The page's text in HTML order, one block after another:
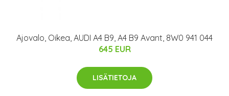
Ajovalo, Oikea, AUDI A4 B9, A4 B9 Avant, 8W0 941 044
645 EUR
LISÄTIETOJA